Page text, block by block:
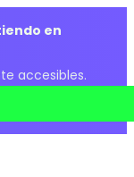
en
accesibles.